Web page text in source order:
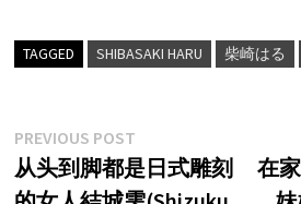
TAGGED SHIBASAKI HARU 柴崎はる
文
章
PREVIOUS POSTPrevious
post:
从头到脚都是日式雕刻
在